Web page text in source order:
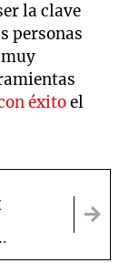
la clave
personas
éxitoel